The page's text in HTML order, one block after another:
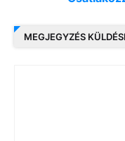
MEGJEGYZÉS